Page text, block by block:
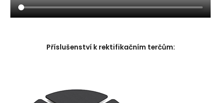
Příslušenství k rektifikačním terčům: